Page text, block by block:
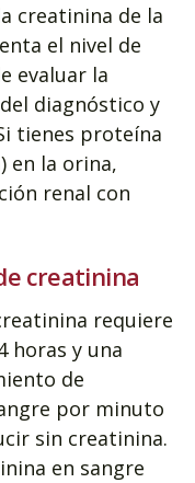
creatinina de la
el nivel de
evaluar la
diagnóstico y
tienes proteína
en la orina,
renal con
creatinina
requiere
horas y una
de
por minuto
sin creatinina.
en sangre